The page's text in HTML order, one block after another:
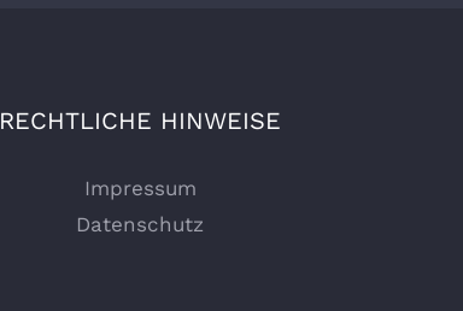
RECHTLICHE HINWEISE
Impressum
Datenschutz